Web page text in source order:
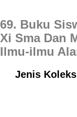
69. Buku
Xi Sma Dan
Ilmu-ilmu
Jenis